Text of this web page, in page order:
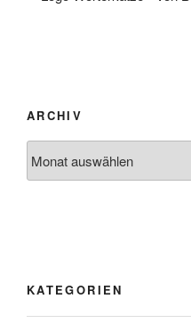
ARCHIV
KATEGORIEN